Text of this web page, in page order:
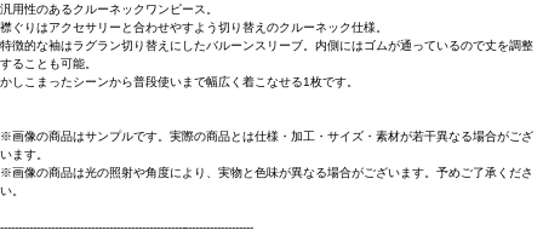
汎用性のあるクルーネックワンピース。
襟ぐりはアクセサリーと合わせやすよう切り替えのクルーネック仕様。
特徴的な袖はラグラン切り替えにしたバルーンスリーブ。内側にはゴムが通っているので丈を調整
することも可能。
かしこまったシーンから普段使いまで幅広く着こなせる1枚です。
※画像の商品はサンプルです。実際の商品とは仕様・加工・サイズ・素材が若干異なる場合がござ
います。
※画像の商品は光の照射や角度により、実物と色味が異なる場合がございます。予めご了承くださ
い。
----------------------------------------------------------------------